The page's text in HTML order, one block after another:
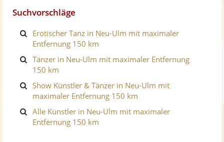
Suchvorschläge
Erotischer Tanz in Neu-Ulm mit maximaler
Entfernung 150 km
Tänzer in Neu-Ulm mit maximaler Entfernung
150 km
Show Künstler & Tänzer in Neu-Ulm mit
maximaler Entfernung 150 km
Alle Künstler in Neu-Ulm mit maximaler
Entfernung 150 km